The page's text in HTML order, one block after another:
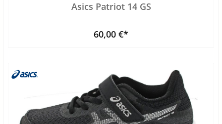
Asics Patriot 14 GS
60,00 €*